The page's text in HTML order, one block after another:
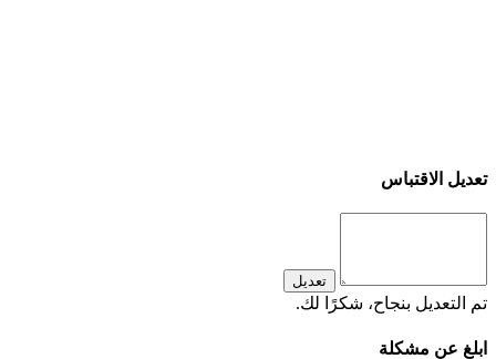
تعديل الاقتباس
تعديل
تم التعديل بنجاح، شكرًا لك.
ابلغ عن مشكلة